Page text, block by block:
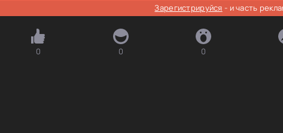
Зарегистрируйся - и часть
0 0 0